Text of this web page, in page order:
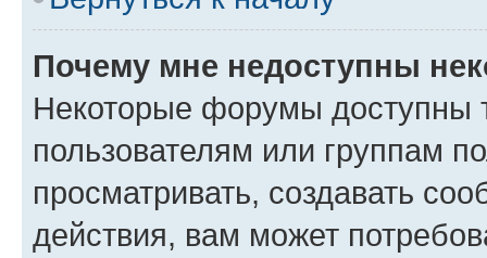
Почему мне недоступны
Некоторые форумы доступны
пользователям или группам
просматривать, создавать
действия, вам может